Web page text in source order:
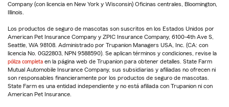
Company (con licencia en New York y Wisconsin) Oficinas centrales, Bloomington,
Illinois.
Los productos de seguro de mascotas son suscritos en los Estados Unidos por
American Pet Insurance Company y ZPIC Insurance Company, 6100-4th Ave S,
Seattle, WA 98108. Administrado por Trupanion Managers USA, Inc. (CA: con
licencia No. 0G22803, NPN 9588590). Se aplican términos y condiciones, revise la
póliza completa en la página web de Trupanion para obtener detalles. State Farm
Mutual Automobile Insurance Company, sus subsidiarias y afiliadas no ofrecen ni
son responsables financieramente por los productos de seguro de mascotas.
State Farm es una entidad independiente y no está afiliada con Trupanion ni con
American Pet Insurance.